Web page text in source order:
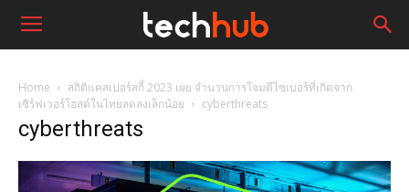
Home
สถิติแคสเปอร์สกี้ 2023 เผย จำนวนการโจมตีไซเบอร์ที่เกิดจาก
เซิร์ฟเวอร์โฮสต์ในไทยลดลงเล็กน้อย
cyberthreats
cyberthreats